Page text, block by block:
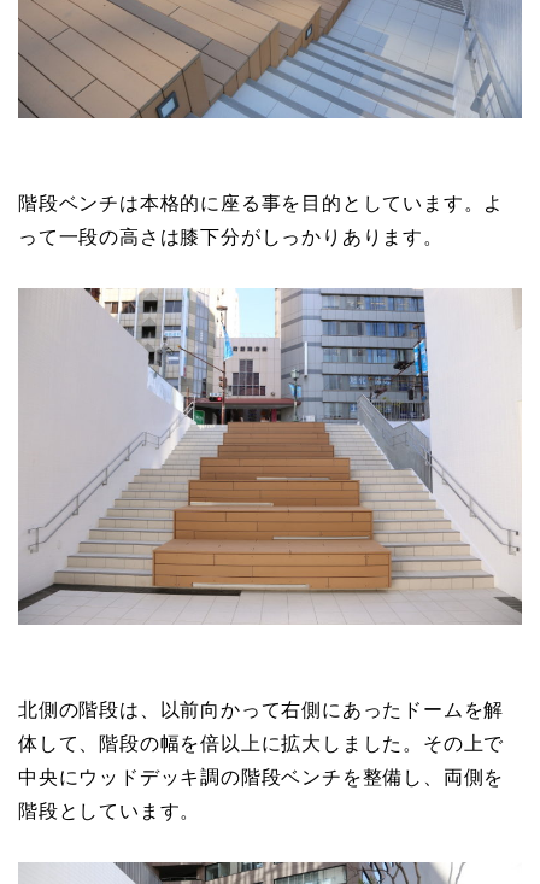
階段ベンチは本格的に座る事を目的としています。よ
って一段の高さは膝下分がしっかりあります。
北側の階段は、以前向かって右側にあったドームを解
体して、階段の幅を倍以上に拡大しました。その上で
中央にウッドデッキ調の階段ベンチを整備し、両側を
階段としています。